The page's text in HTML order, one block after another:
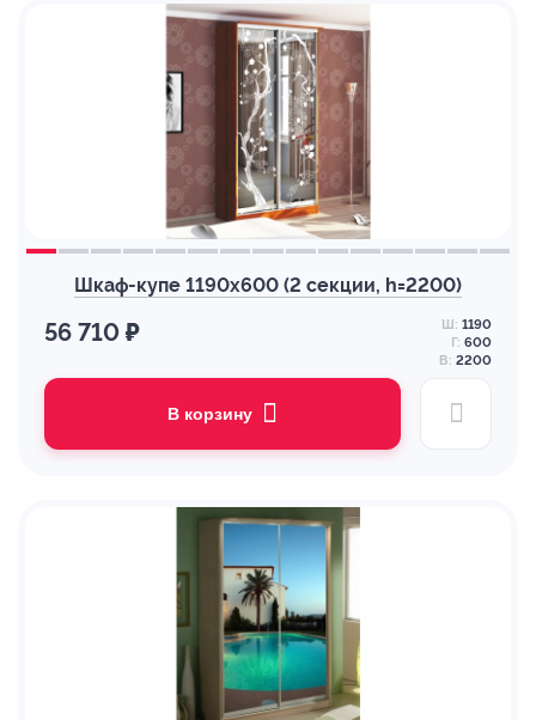
Шкаф-купе 1190х600 (2 секции, h=2200)
56 710 ₽ Ш: 1190
Г: 600
В: 2200
В корзину